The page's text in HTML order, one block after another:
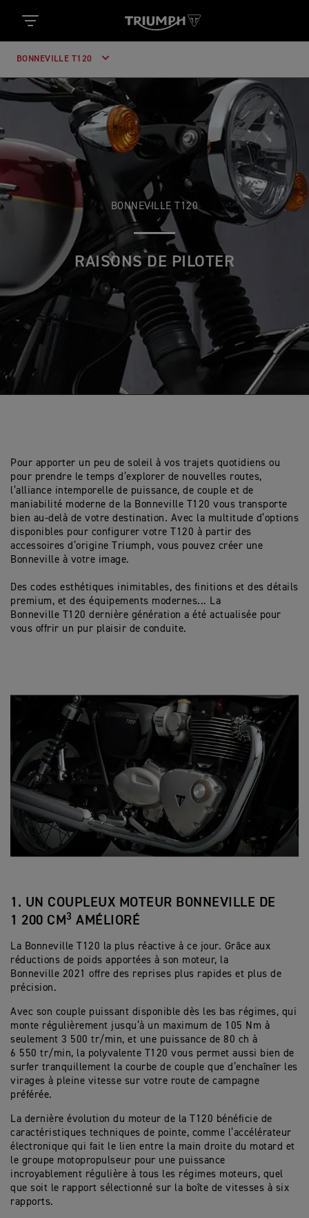
BONNEVILLE T120
BONNEVILLE T120
RAISONS DE PILOTER
Pour apporter un peu de soleil à vos trajets quotidiens ou
pour prendre le temps d’explorer de nouvelles routes,
l’alliance intemporelle de puissance, de couple et de
maniabilité moderne de la Bonneville T120 vous transporte
bien au-delà de votre destination. Avec la multitude d’options
disponibles pour configurer votre T120 à partir des
accessoires d’origine Triumph, vous pouvez créer une
Bonneville à votre image.
Des codes esthétiques inimitables, des finitions et des détails
premium, et des équipements modernes... La
Bonneville T120 dernière génération a été actualisée pour
vous offrir un pur plaisir de conduite.
1. UN COUPLEUX MOTEUR BONNEVILLE DE
1 200 CM 3 AMÉLIORÉ
La Bonneville T120 la plus réactive à ce jour. Grâce aux
réductions de poids apportées à son moteur, la
Bonneville 2021 offre des reprises plus rapides et plus de
précision.
Avec son couple puissant disponible dès les bas régimes, qui
monte régulièrement jusqu’à un maximum de 105 Nm à
seulement 3 500 tr/min, et une puissance de 80 ch à
6 550 tr/min, la polyvalente T120 vous permet aussi bien de
surfer tranquillement la courbe de couple que d’enchaîner les
virages à pleine vitesse sur votre route de campagne
préférée.
La dernière évolution du moteur de la T120 bénéficie de
caractéristiques techniques de pointe, comme l’accélérateur
électronique qui fait le lien entre la main droite du motard et
le groupe motopropulseur pour une puissance
incroyablement régulière à tous les régimes moteurs, quel
que soit le rapport sélectionné sur la boîte de vitesses à six
rapports.